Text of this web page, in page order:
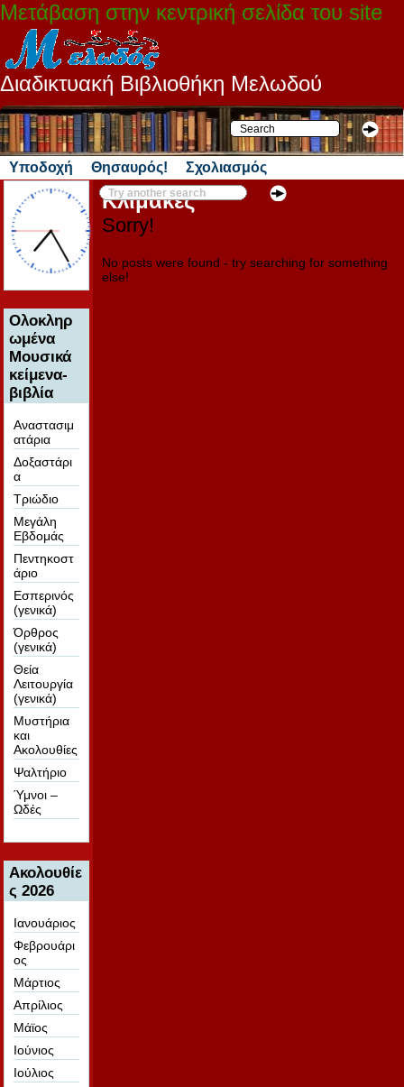
Μετάβαση στην κεντρική σελίδα του site
Διαδικτυακή Βιβλιοθήκη Μελωδού
Υποδοχή Θησαυρός! Σχολιασμός
Ολοκληρ
ωμένα
Μουσικά
κείμενα-
βιβλία
Αναστασιμ
ατάρια
Δοξαστάρι
α
Τριώδιο
Μεγάλη
Εβδομάς
Πεντηκοστ
άριο
Εσπερινός
(γενικά)
Όρθρος
(γενικά)
Θεία
Λειτουργία
(γενικά)
Μυστήρια
και
Ακολουθίες
Ψαλτήριο
Ύμνοι –
Ωδές
Ακολουθίε
ς 2026
Ιανουάριος
Φεβρουάρι
ος
Μάρτιος
Απρίλιος
Μάϊος
Ιούνιος
Ιούλιος
Κλίμακες
Sorry!
No posts were found - try searching for something
else!